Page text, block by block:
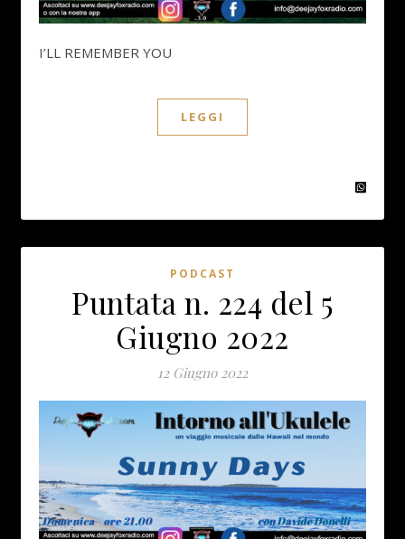
I’LL REMEMBER YOU
LEGGI
PODCAST
Puntata n. 224 del 5
Giugno 2022
12 Giugno 2022